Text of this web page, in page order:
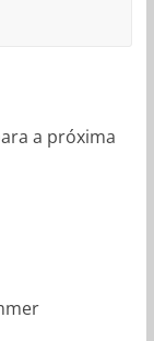
a próxima